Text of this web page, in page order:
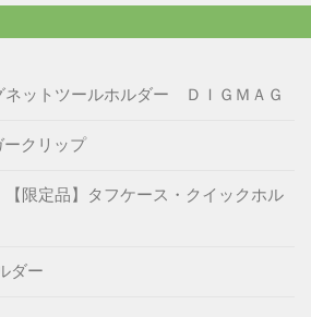
ットツールホルダー ＤＩＧＭＡＧ
クリップ
限定品】タフケース・クイックホル
ダー